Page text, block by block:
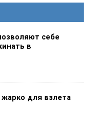
себе
в
для взлета